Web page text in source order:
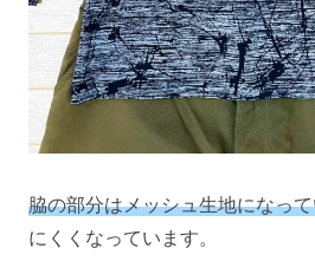
脇の部分はメッシュ生地になっ
にくくなっています。